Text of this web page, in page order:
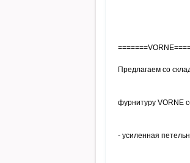
Предлагаем со
фурнитуру VORNE
- усиленная